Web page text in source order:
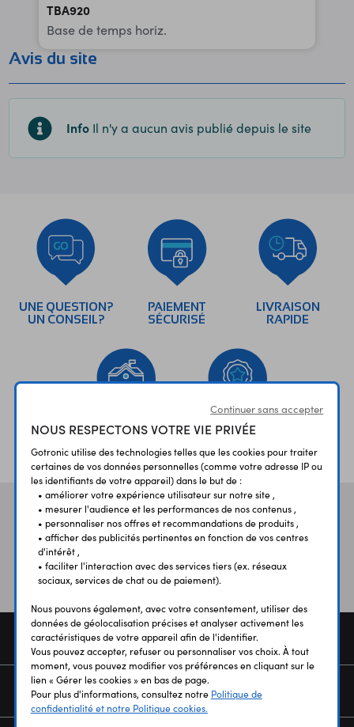
TBA920
Base de temps horiz.
Avis du site
Info Il n'y a aucun avis publié depuis le site
UNE QUESTION?
UN CONSEIL?
PAIEMENT
SÉCURISÉ
LIVRAISON
RAPIDE
ÉTABLISSEMENTS
SCOLAIRES
PLUS 30 ANS
D’EXPERIENCE
Vos aviset témoignages
COMMANDE
SERVICES
Continuer sans accepter
NOUS RESPECTONS VOTRE VIE PRIVÉE
Gotronic utilise des technologies telles que les cookies pour traiter
certaines de vos données personnelles (comme votre adresse IP ou
les identifiants de votre appareil) dans le but de :
• améliorer votre expérience utilisateur sur notre site ,
• mesurer l'audience et les performances de nos contenus ,
• personnaliser nos offres et recommandations de produits ,
• afficher des publicités pertinentes en fonction de vos centres
d'intérêt ,
• faciliter l'interaction avec des services tiers (ex. réseaux
sociaux, services de chat ou de paiement).
Nous pouvons également, avec votre consentement, utiliser des
données de géolocalisation précises et analyser activement les
caractéristiques de votre appareil afin de l'identifier.
Vous pouvez accepter, refuser ou personnaliser vos choix. À tout
moment, vous pouvez modifier vos préférences en cliquant sur le
lien « Gérer les cookies » en bas de page.
Pour plus d'informations, consultez notre Politique de
confidentialité et notre Politique cookies.